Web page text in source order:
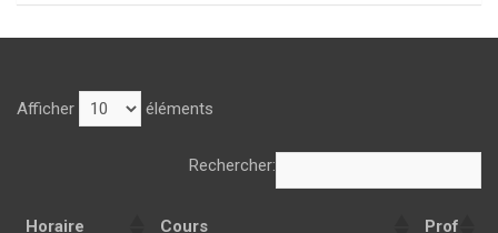
Afficher éléments
Rechercher:
Horaire Cours
Prof